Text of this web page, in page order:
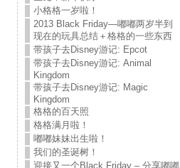
小格格一岁啦！
2013 Black Friday—嘟嘟两岁半到
现在的玩具总结＋格格的一些东西
带孩子去Disney游记: Epcot
带孩子去Disney游记: Animal
Kingdom
带孩子去Disney游记: Magic
Kingdom
格格的百天照
格格满月啦！
嘟嘟妹妹出生啦！
我们的圣诞树！
迎接又一个Black Friday – 分享嘟嘟